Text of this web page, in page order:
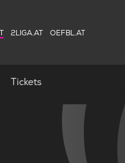
2LIGA.AT OEFBL.AT
Tickets